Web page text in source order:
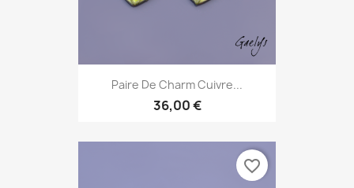
Paire De Charm Cuivre...
36,00 €
favorite_border